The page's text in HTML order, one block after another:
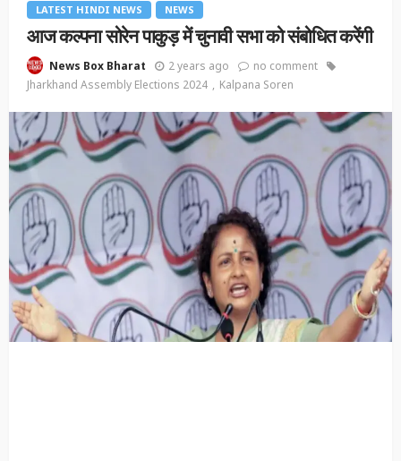
LATEST HINDI NEWS NEWS
आज कल्पना सोरेन पाकुड़ में चुनावी सभा को संबोधित करेंगी
News Box Bharat 2 years ago
no comment
Jharkhand Assembly Elections 2024
Kalpana Soren